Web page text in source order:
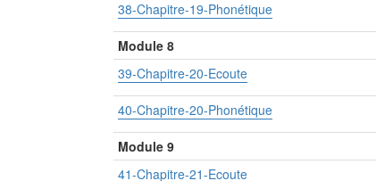
38-Chapitre-19-Phonétique
Module 8
39-Chapitre-20-Ecoute
40-Chapitre-20-Phonétique
Module 9
41-Chapitre-21-Ecoute